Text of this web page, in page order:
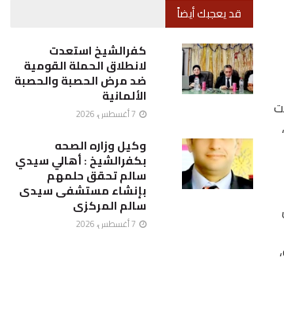
قد يعجبك أيضاً
كفرالشيخ استعدت
لانطلاق الحملة القومية
ضد مرض الحصبة والحصبة
الألمانية
وكيل وزاره الصحه
بكفرالشيخ : أهالي سيدي
سالم تحقق حلمهم
بإنشاء مستشفى سيدى
سالم المركزى